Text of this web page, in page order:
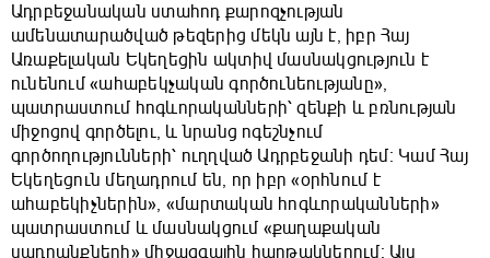
Ադրբեջանական ստահոդ քարոզչության
ամենատարածված թեզերից մեկն այն է, իբր Հայ
Առաքելական Եկեղեցին ակտիվ մասնակցություն է
ունենում «ահաբեկչական գործունեությանը»,
պատրաստում հոգևորականների՝ զենքի և բռնության
միջոցով գործելու, և նրանց ոգեշնչում
գործողությունների՝ ուղղված Ադրբեջանի դեմ։ Կամ Հայ
Եկեղեցուն մեղադրում են, որ իբր «օրհնում է
ահաբեկիչներին», «մարտական հոգևորականների»
պատրաստում և մասնակցում «քաղաքական
սադրանքների» միջազգային հարթակներում։ Այս